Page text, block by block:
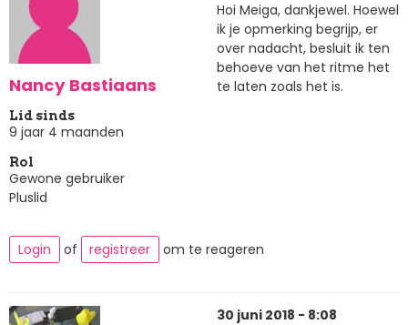
Nancy Bastiaans
Lid sinds
9 jaar 4 maanden
Rol
Gewone gebruiker
Pluslid
Hoi Meiga, dankjewel. Hoewel
ik je opmerking begrijp, er
over nadacht, besluit ik ten
behoeve van het ritme het
te laten zoals het is.
Login of registreer om te reageren
30 juni 2018 - 8:08